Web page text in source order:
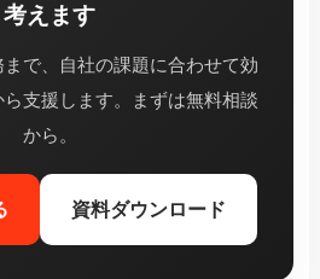
考えます
で、自社の課題に合わせて効
支援します。まずは無料相談
から。
資料ダウンロード